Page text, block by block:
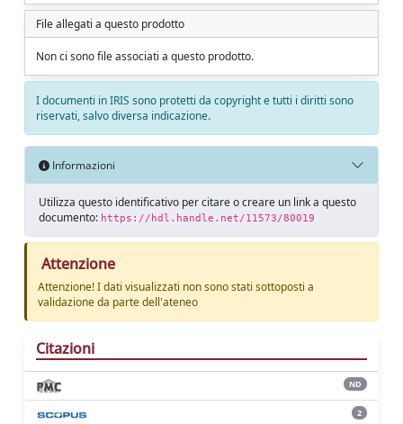
File allegati a questo prodotto
Non ci sono file associati a questo prodotto.
I documenti in IRIS sono protetti da copyright e tutti i diritti sono
riservati, salvo diversa indicazione.
Informazioni
Utilizza questo identificativo per citare o creare un link a questo
documento: https://hdl.handle.net/11573/80019
Attenzione
Attenzione! I dati visualizzati non sono stati sottoposti a
validazione da parte dell'ateneo
Citazioni
ND
2